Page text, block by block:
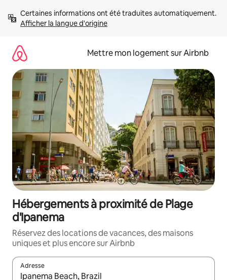
directement
Afficher la langue d'origine
Mettre mon logement sur Airbnb
Hébergements à proximité de Plage
d'Ipanema
Réservez des locations de vacances, des maisons
uniques et plus encore sur Airbnb
Adresse
Lorsque les résultats s'affichent, utilisez les flèches vers le